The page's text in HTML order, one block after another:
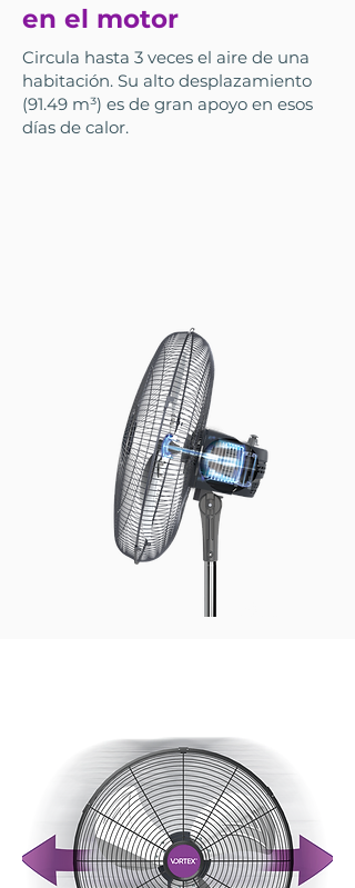
en el motor
Circula hasta 3 veces el aire de una
habitación. Su alto desplazamiento
(91.49 m³) es de gran apoyo en esos
días de calor.